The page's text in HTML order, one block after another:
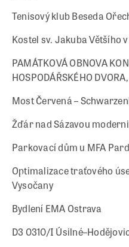
Tenisový klub Beseda
Kostel sv. Jakuba Většího
PAMÁTKOVÁ OBNOVA
HOSPODÁŘSKÉHO
Most Červená –
Žďár nad Sázavou
Parkovací dům u MFA
Optimalizace traťového
Vysočany
Bydlení EMA Ostrava
D3 0310/I